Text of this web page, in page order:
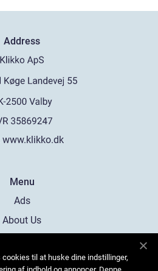
Address
www.klikko.dk
Menu
Ads
About Us
Contacttil at huske dine indstillinger,